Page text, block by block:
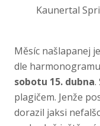
Kaunertal
Měsíc našlapanej
dle
sobotu 15. dubna.
plagičem. Jenže
dorazil jaksi